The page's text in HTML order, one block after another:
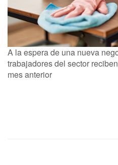
A la espera de una nueva
trabajadores del sector
mes anterior